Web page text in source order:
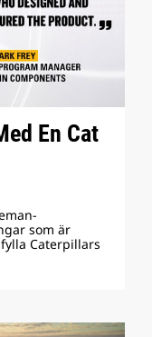
En Cat
som är
Caterpillars